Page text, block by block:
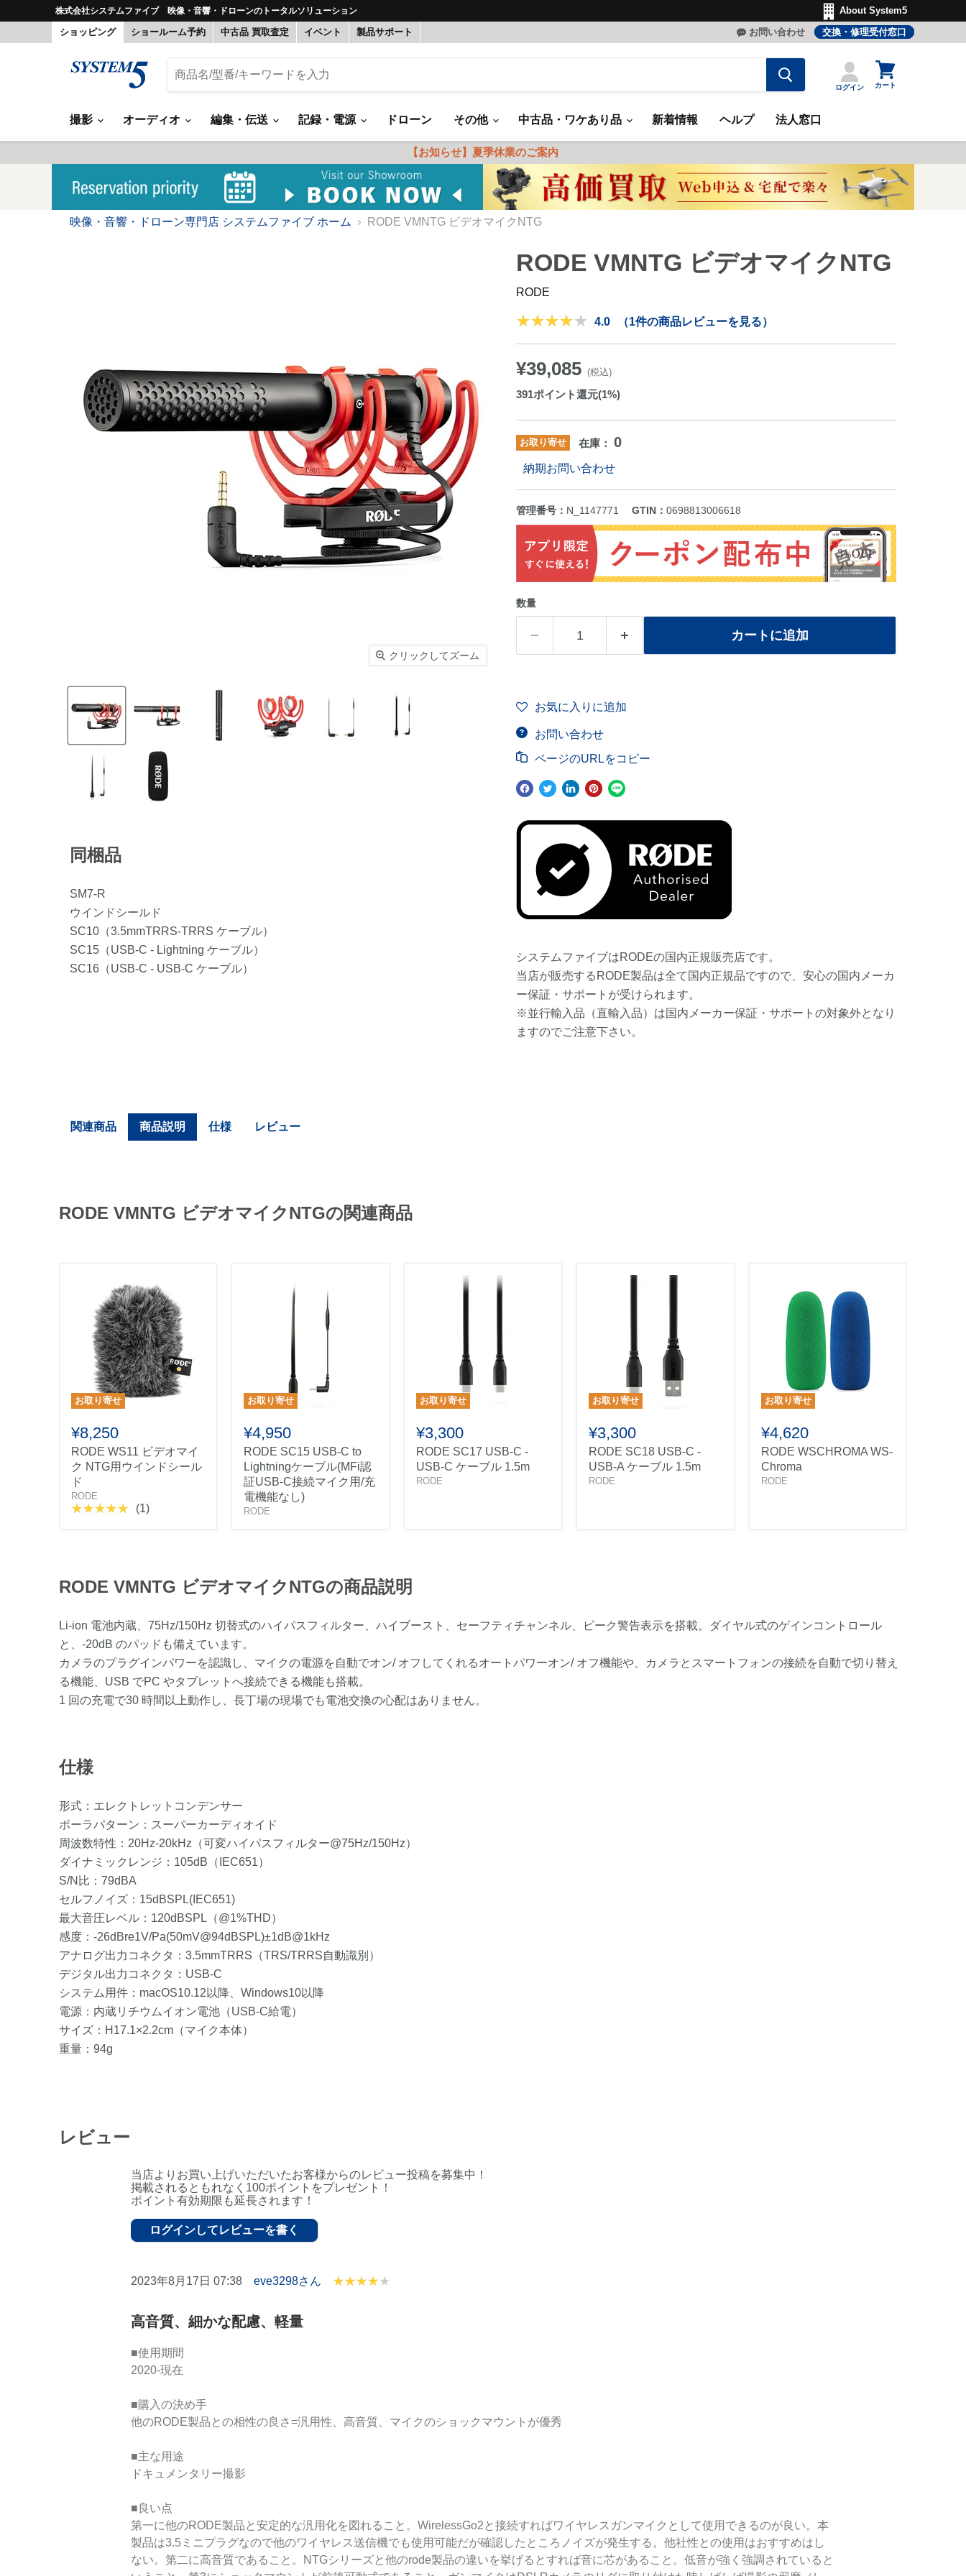
株式会社システムファイブ 映像・音響・ドローンのトータルソリューション
About System5
ショッピング
ショールーム予約 中古品 買取査定 イベント 製品サポート お問い合わせ 交換・修理受付窓口
ログイン
カ
ー
ト
カート
撮影 オーディオ 編集・伝送 記録・電源 ドローン その他 中古品・ワケあり品 新着情報 ヘルプ 法人窓口
【お知らせ】夏季休業のご案内
映像・音響・ドローン専門店 システムファイブ ホーム RODE VMNTG ビデオマイクNTG
クリックしてズーム
同梱品
SM7-R
ウインドシールド
SC10（3.5mmTRRS-TRRS ケーブル）
SC15（USB-C - Lightning ケーブル）
SC16（USB-C - USB-C ケーブル）
RODE VMNTG ビデオマイクNTG
RODE
4.0 （1件の商品レビューを見る）
¥39,085 (税込)
391ポイント還元(1%)
お取り寄せ 在庫： 0
納期お問い合わせ
管理番号： N_1147771 GTIN： 0698813006618
数量
カートに追加
お気に入りに追加
お問い合わせ
ページのURLをコピー
システムファイブはRODEの国内正規販売店です。
当店が販売するRODE製品は全て国内正規品ですので、安心の国内メーカ
ー保証・サポートが受けられます。
※並行輸入品（直輸入品）は国内メーカー保証・サポートの対象外となり
ますのでご注意下さい。
関連商品 商品説明 仕様 レビュー
RODE VMNTG ビデオマイクNTGの関連商品
お取り寄せ
¥8,250
RODE WS11 ビデオマイ
ク NTG用ウインドシール
ド
RODE
(1)
お取り寄せ
¥4,950
RODE SC15 USB-C to
Lightningケーブル(MFi認
証USB-C接続マイク用/充
電機能なし)
RODE
お取り寄せ
¥3,300
RODE SC17 USB-C -
USB-C ケーブル 1.5m
RODE
お取り寄せ
¥3,300
RODE SC18 USB-C -
USB-A ケーブル 1.5m
RODE
お取り寄せ
¥4,620
RODE WSCHROMA WS-
Chroma
RODE
RODE VMNTG ビデオマイクNTGの商品説明
Li-ion 電池内蔵、75Hz/150Hz 切替式のハイパスフィルター、ハイブースト、セーフティチャンネル、ピーク警告表示を搭載。ダイヤル式のゲインコントロール
と、-20dB のパッドも備えています。
カメラのプラグインパワーを認識し、マイクの電源を自動でオン/ オフしてくれるオートパワーオン/ オフ機能や、カメラとスマートフォンの接続を自動で切り替え
る機能、USB でPC やタブレットへ接続できる機能も搭載。
1 回の充電で30 時間以上動作し、長丁場の現場でも電池交換の心配はありません。
仕様
形式：エレクトレットコンデンサー
ポーラパターン：スーパーカーディオイド
周波数特性：20Hz-20kHz（可変ハイパスフィルター@75Hz/150Hz）
ダイナミックレンジ：105dB（IEC651）
S/N比：79dBA
セルフノイズ：15dBSPL(IEC651)
最大音圧レベル：120dBSPL（@1%THD）
感度：-26dBre1V/Pa(50mV@94dBSPL)±1dB@1kHz
アナログ出力コネクタ：3.5mmTRRS（TRS/TRRS自動識別）
デジタル出力コネクタ：USB-C
システム用件：macOS10.12以降、Windows10以降
電源：内蔵リチウムイオン電池（USB-C給電）
サイズ：H17.1×2.2cm（マイク本体）
重量：94g
レビュー
当店よりお買い上げいただいたお客様からのレビュー投稿を募集中！
掲載されるともれなく100ポイントをプレゼント！
ポイント有効期限も延長されます！
ログインしてレビューを書く
2023年8月17日 07:38 eve3298さん
高音質、細かな配慮、軽量
■使用期間
2020-現在
■購入の決め手
他のRODE製品との相性の良さ=汎用性、高音質、マイクのショックマウントが優秀
■主な用途
ドキュメンタリー撮影
■良い点
第一に他のRODE製品と安定的な汎用化を図れること。WirelessGo2と接続すればワイヤレスガンマイクとして使用できるのが良い。本
製品は3.5ミニプラグなので他のワイヤレス送信機でも使用可能だが確認したところノイズが発生する。他社性との使用はおすすめはし
ない。第二に高音質であること。NTGシリーズと他のrode製品の違いを挙げるとすれば音に芯があること。低音が強く強調されていると